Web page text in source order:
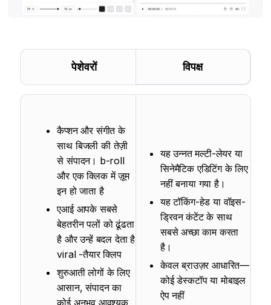
पेशेवरों विपक्ष
कैप्शन और संगीत के
साथ बिजली की तेज़ी
से संपादन। b-roll
और एक क्लिक में ज़ूम
इन हो जाता है
एआई आपके सबसे
बेहतरीन पलों को ढूंढता
है और उन्हें बदल देता है
viral -तैयार क्लिप
शुरुआती लोगों के लिए
आसान, संपादन का
यह उन्नत मल्टी-लेयर या
सिनेमैटिक एडिटिंग के लिए
नहीं बनाया गया है।
यह टॉकिंग-हेड या वॉइस-
ड्रिवन कंटेंट के साथ
सबसे अच्छा काम करता
है।
केवल ब्राउज़र आधारित—
कोई डेस्कटॉप या मोबाइल
ऐप नहीं